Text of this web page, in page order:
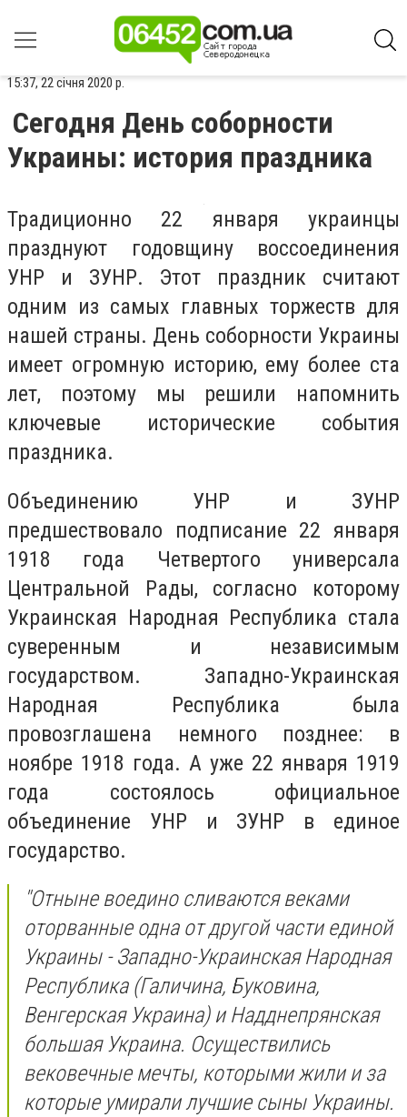
15:37, 22 січня 2020 р.
Сегодня День соборности
Украины: история праздника
Традиционно 22 января украинцы
празднуют годовщину воссоединения
УНР и ЗУНР. Этот праздник считают
одним из самых главных торжеств для
нашей страны. День соборности Украины
имеет огромную историю, ему более ста
лет, поэтому мы решили напомнить
ключевые исторические события
праздника.
Объединению УНР и ЗУНР
предшествовало подписание 22 января
1918 года Четвертого универсала
Центральной Рады, согласно которому
Украинская Народная Республика стала
суверенным и независимым
государством. Западно-Украинская
Народная Республика была
провозглашена немного позднее: в
ноябре 1918 года. А уже 22 января 1919
года состоялось официальное
объединение УНР и ЗУНР в единое
государство.
"Отныне воедино сливаются веками
оторванные одна от другой части единой
Украины - Западно-Украинская Народная
Республика (Галичина, Буковина,
Венгерская Украина) и Надднепрянская
большая Украина. Осуществились
вековечные мечты, которыми жили и за
которые умирали лучшие сыны Украины.